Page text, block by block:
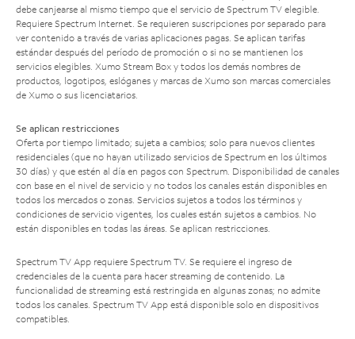
debe canjearse al mismo tiempo que el servicio de Spectrum TV elegible.
Requiere Spectrum Internet. Se requieren suscripciones por separado para
ver contenido a través de varias aplicaciones pagas. Se aplican tarifas
estándar después del período de promoción o si no se mantienen los
servicios elegibles. Xumo Stream Box y todos los demás nombres de
productos, logotipos, eslóganes y marcas de Xumo son marcas comerciales
de Xumo o sus licenciatarios.
Se aplican restricciones
Oferta por tiempo limitado; sujeta a cambios; solo para nuevos clientes
residenciales (que no hayan utilizado servicios de Spectrum en los últimos
30 días) y que estén al día en pagos con Spectrum. Disponibilidad de canales
con base en el nivel de servicio y no todos los canales están disponibles en
todos los mercados o zonas. Servicios sujetos a todos los términos y
condiciones de servicio vigentes, los cuales están sujetos a cambios. No
están disponibles en todas las áreas. Se aplican restricciones.
Spectrum TV App requiere Spectrum TV. Se requiere el ingreso de
credenciales de la cuenta para hacer streaming de contenido. La
funcionalidad de streaming está restringida en algunas zonas; no admite
todos los canales. Spectrum TV App está disponible solo en dispositivos
compatibles.